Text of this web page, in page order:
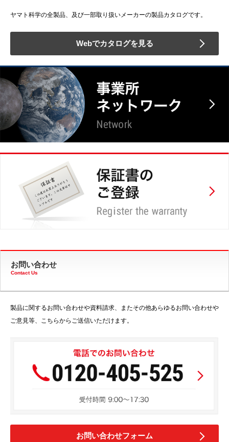
ヤマト科学の全製品、及び一部取り扱いメーカーの製品カタログです。
Webでカタログを見る
お問い合わせ
Contact Us
製品に関するお問い合わせや資料請求、またその他あらゆるお問い合わせや
ご意見等、こちらからご送信いただけます。
お問い合わせフォーム